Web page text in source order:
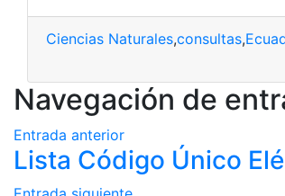
Ciencias Naturales,consultas,
Navegación de
Entrada anterior
Lista Código Único